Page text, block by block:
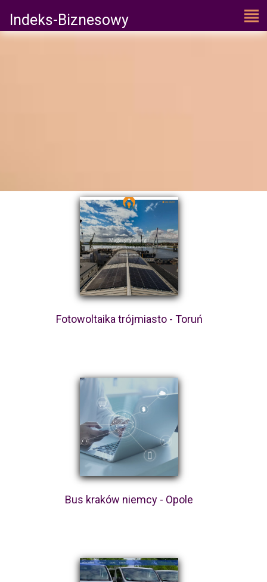
Indeks-Biznesowy
Fotowoltaika trójmiasto - Toruń
Bus kraków niemcy - Opole